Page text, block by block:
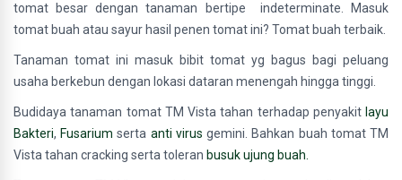
tomat besar dengan tanaman bertipe indeterminate. Masuk
tomat buah atau sayur hasil penen tomat ini? Tomat buah terbaik.
Tanaman tomat ini masuk bibit tomat yg bagus bagi peluang
usaha berkebun dengan lokasi dataran menengah hingga tinggi.
Budidaya tanaman tomat TM Vista tahan terhadap penyakitlayu
Bakteri, Fusarium serta anti virus gemini. Bahkan buah tomat TM
Vista tahan cracking serta toleran busuk ujung buah.